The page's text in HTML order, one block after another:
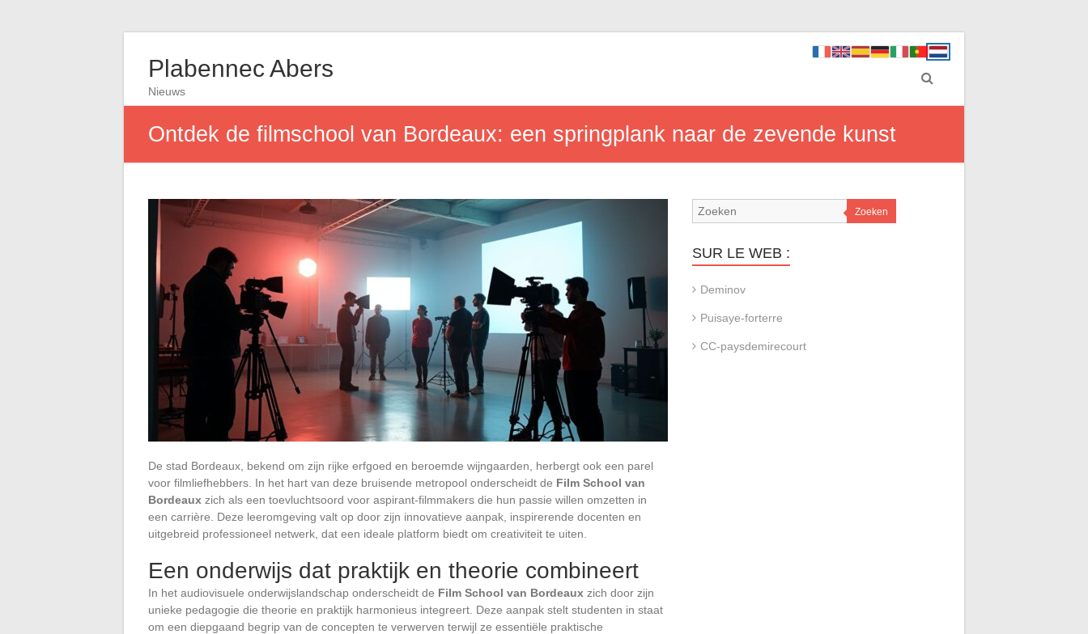
Plabennec Abers
Nieuws
Ontdek de filmschool van Bordeaux: een springplank naar de zevende kunst
De stad Bordeaux, bekend om zijn rijke erfgoed en beroemde wijngaarden, herbergt ook een parel
voor filmliefhebbers. In het hart van deze bruisende metropool onderscheidt de Film School van
Bordeaux zich als een toevluchtsoord voor aspirant-filmmakers die hun passie willen omzetten in
een carrière. Deze leeromgeving valt op door zijn innovatieve aanpak, inspirerende docenten en
uitgebreid professioneel netwerk, dat een ideale platform biedt om creativiteit te uiten.
Een onderwijs dat praktijk en theorie combineert
In het audiovisuele onderwijslandschap onderscheidt de Film School van Bordeaux zich door zijn
unieke pedagogie die theorie en praktijk harmonieus integreert. Deze aanpak stelt studenten in staat
om een diepgaand begrip van de concepten te verwerven terwijl ze essentiële praktische
Zoeken
SUR LE WEB :
Deminov
Puisaye-forterre
CC-paysdemirecourt